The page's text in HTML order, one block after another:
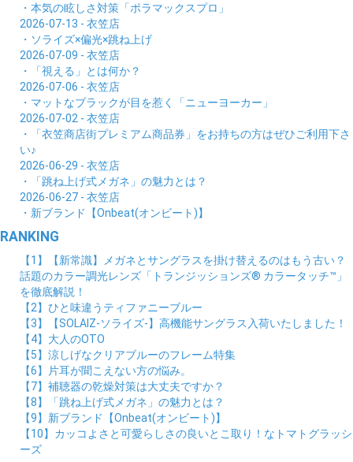
・本気の眩しさ対策「ポラマックスプロ」
2026-07-13 - 衣笠店
・ソライズ×偏光×跳ね上げ
2026-07-09 - 衣笠店
・「視える」とは何か？
2026-07-06 - 衣笠店
・マットなブラックが目を惹く「ニューヨーカー」
2026-07-02 - 衣笠店
・「衣笠商店街プレミアム商品券」をお持ちの方はぜひご利用下さ
い♪
2026-06-29 - 衣笠店
・「跳ね上げ式メガネ」の魅力とは？
2026-06-27 - 衣笠店
・新ブランド【Onbeat(オンビート)】
RANKING
【1】【新常識】メガネとサングラスを掛け替えるのはもう古い？
話題のカラー調光レンズ「トランジッションズ® カラータッチ™」
を徹底解説！
【2】ひと味違うティファニーブルー
【3】【SOLAIZ-ソライズ-】高機能サングラス入荷いたしました！
【4】大人のOTO
【5】涼しげなクリアブルーのフレーム特集
【6】片耳が聞こえない方の悩み。
【7】補聴器の乾燥対策は大丈夫ですか？
【8】「跳ね上げ式メガネ」の魅力とは？
【9】新ブランド【Onbeat(オンビート)】
【10】カッコよさと可愛らしさの良いとこ取り！なトマトグラッシ
ーズ